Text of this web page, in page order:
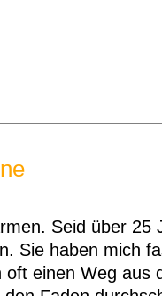
Seid über 25
Sie haben mich
einen Weg aus